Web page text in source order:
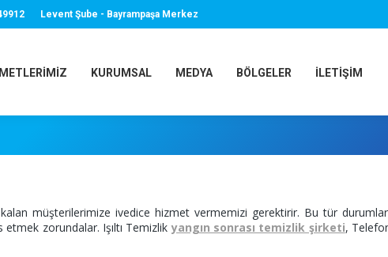
Levent Şube - Bayrampaşa Merkez
KURUMSAL MEDYA BÖLGELER İLETIŞIM
müşterilerimize ivedice hizmet vermemizi gerektirir. Bu tür
etmek zorundalar. Işıltı Temizlikyangın sonrası temizlik şirketi,